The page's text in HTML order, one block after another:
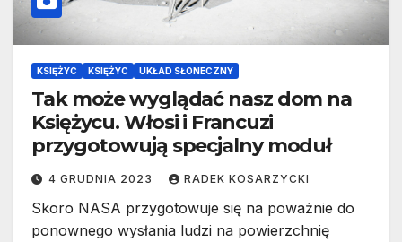
KSIĘŻYC KSIĘŻYC UKŁAD SŁONECZNY
Tak może wyglądać nasz dom na
Księżycu. Włosi i Francuzi
przygotowują specjalny moduł
4 GRUDNIA 2023 RADEK KOSARZYCKI
Skoro NASA przygotowuje się na poważnie do
ponownego wysłania ludzi na powierzchnię